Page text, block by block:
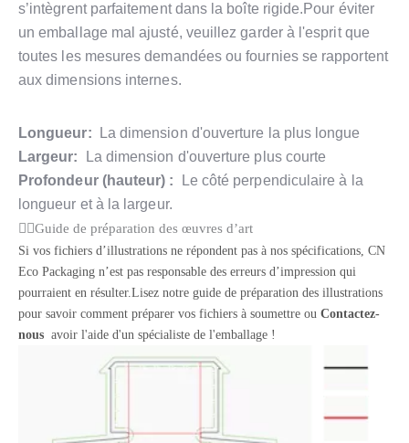
s’intègrent parfaitement dans la boîte rigide.Pour éviter
un emballage mal ajusté, veuillez garder à l'esprit que
toutes les mesures demandées ou fournies se rapportent
aux dimensions internes.
Longueur: La dimension d'ouverture la plus longue
Largeur:
La dimension d'ouverture plus courte
Profondeur (hauteur) : Le côté perpendiculaire à la
longueur et à la largeur.
Guide de préparation des œuvres d’art
Si vos fichiers d’illustrations ne répondent pas à nos spécifications, CN
Eco Packaging n’est pas responsable des erreurs d’impression qui
pourraient en résulter.Lisez notre guide de préparation des illustrations
pour savoir comment préparer vos fichiers à soumettre ou Contactez-
nous avoir l'aide d'un spécialiste de l'emballage !